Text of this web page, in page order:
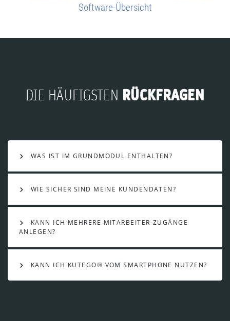
Software-Übersicht
DIE HÄUFIGSTEN RÜCKFRAGEN
WAS IST IM GRUNDMODUL ENTHALTEN?
WIE SICHER SIND MEINE KUNDENDATEN?
KANN ICH MEHRERE MITARBEITER-ZUGÄNGE
ANLEGEN?
KANN ICH KUTEGO® VOM SMARTPHONE NUTZEN?